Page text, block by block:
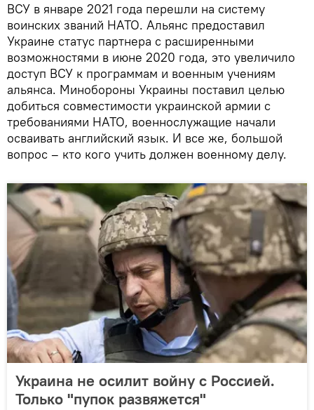
ВСУ в январе 2021 года перешли на систему
воинских званий НАТО. Альянс предоставил
Украине статус партнера с расширенными
возможностями в июне 2020 года, это увеличило
доступ ВСУ к программам и военным учениям
альянса. Минобороны Украины поставил целью
добиться совместимости украинской армии с
требованиями НАТО, военнослужащие начали
осваивать английский язык. И все же, большой
вопрос – кто кого учить должен военному делу.
Украина не осилит войну с Россией.
Только "пупок развяжется"